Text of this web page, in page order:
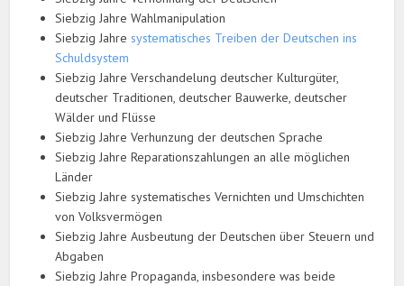
Siebzig Jahre Wahlmanipulation
Siebzig Jahresystematisches Treiben der Deutschen ins
Schuldsystem
Siebzig Jahre Verschandelung deutscher Kulturgüter,
deutscher Traditionen, deutscher Bauwerke, deutscher
Wälder und Flüsse
Siebzig Jahre Verhunzung der deutschen Sprache
Siebzig Jahre Reparationszahlungen an alle möglichen
Länder
Siebzig Jahre systematisches Vernichten und Umschichten
von Volksvermögen
Siebzig Jahre Ausbeutung der Deutschen über Steuern und
Abgaben
Siebzig Jahre Propaganda, insbesondere was beide